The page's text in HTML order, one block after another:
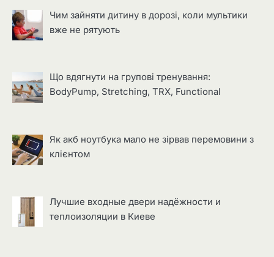
Чим зайняти дитину в дорозі, коли мультики
вже не рятують
Що вдягнути на групові тренування:
BodyPump, Stretching, TRX, Functional
Як акб ноутбука мало не зірвав перемовини з
клієнтом
Лучшие входные двери надёжности и
теплоизоляции в Киеве